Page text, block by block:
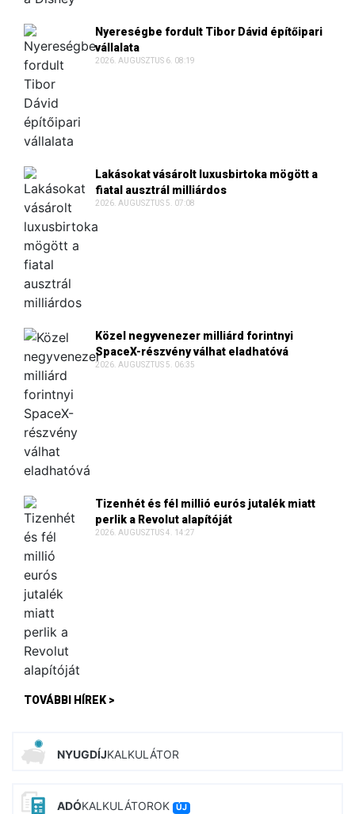
Nyereségbe fordult Tibor Dávid építőipari
vállalata
2026. AUGUSZTUS 6. 08:19
Lakásokat vásárolt luxusbirtoka mögött a
fiatal ausztrál milliárdos
2026. AUGUSZTUS 5. 07:08
Közel negyvenezer milliárd forintnyi
SpaceX-részvény válhat eladhatóvá
2026. AUGUSZTUS 5. 06:35
Tizenhét és fél millió eurós jutalék miatt
perlik a Revolut alapítóját
2026. AUGUSZTUS 4. 14:27
TOVÁBBI HÍREK >
NYUGDÍJKALKULÁTOR
ADÓKALKULÁTOROK ÚJ